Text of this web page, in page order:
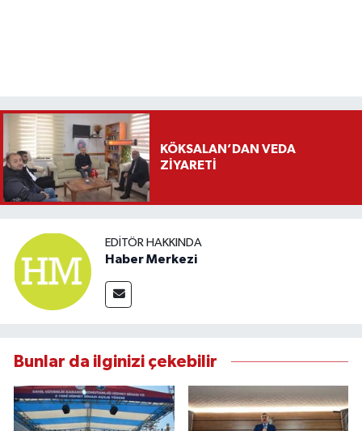
KÖKSALAN’DAN VEDA
ZİYARETİ
EDITÖR HAKKINDA
Haber Merkezi
Bunlar da ilginizi çekebilir